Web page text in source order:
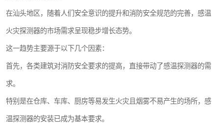
在汕头地区，随着人们安全意识的提升和消防安全规范的完善，感温
火灾探测器的市场需求呈现稳步增长态势。
这一趋势主要源于以下几个因素：
首先，各类建筑对消防安全要求的提高，直接带动了感温探测器的需
求。
特别是在仓库、车库、厨房等易发生火灾且烟雾不易产生的场所，感
温探测器的安装已成为基本要求。